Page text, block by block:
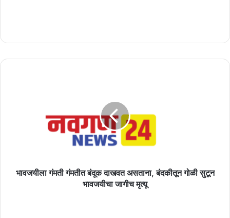
भावजयीचा
भावजयीला गंमती गंमतीत बंदूक दाखवत असताना, बंदकीतून गोळी सुटून
भावजयीचा जागीच मृत्यू